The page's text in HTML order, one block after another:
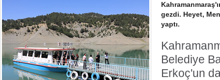
gezdi. Heyet,
yaptı.
Belediye
Erkoç'un